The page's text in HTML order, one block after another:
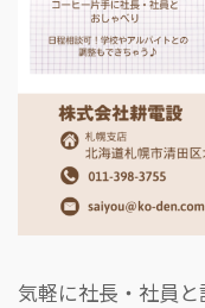
気軽に社長・社員